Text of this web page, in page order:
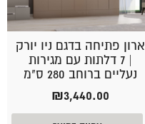
ארון פתיחה בדגם ניו יורק
| 7 דלתות עם מגירות
נעליים ברוחב 280 ס"מ
₪3,440.00